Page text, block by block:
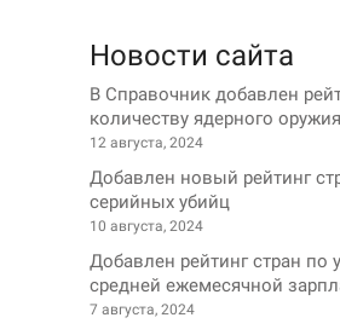
Новости сайта
В Справочник добавлен
количеству ядерного оружия
12 августа, 2024
Добавлен новый рейтинг
серийных убийц
10 августа, 2024
Добавлен рейтинг стран по
средней ежемесячной
7 августа, 2024